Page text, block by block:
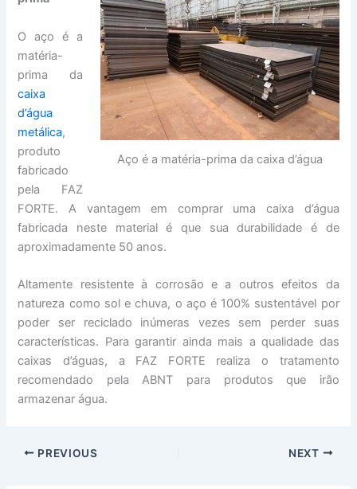
Aço é a matéria-prima da caixa d’água
O aço é a
matéria-
prima da
caixa
d’água
metálica,
produto
fabricado
pela FAZ
FORTE. A vantagem em comprar uma caixa d’água
fabricada neste material é que sua durabilidade é de
aproximadamente 50 anos.
Altamente resistente à corrosão e a outros efeitos da
natureza como sol e chuva, o aço é 100% sustentável por
poder ser reciclado inúmeras vezes sem perder suas
características. Para garantir ainda mais a qualidade das
caixas d’águas, a FAZ FORTE realiza o tratamento
recomendado pela ABNT para produtos que irão
armazenar água.
PREVIOUS NEXT